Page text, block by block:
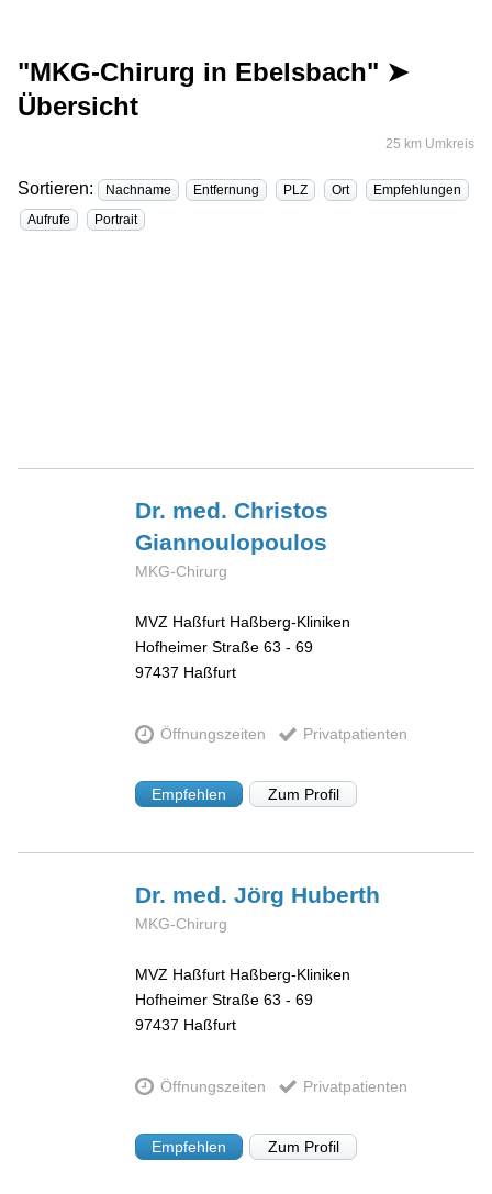
"MKG-Chirurg in Ebelsbach" ➤
Übersicht
25 km Umkreis
Sortieren: Nachname Entfernung PLZ Ort
Empfehlungen
Aufrufe
Portrait
Dr. med. Christos
Giannoulopoulos
MKG-Chirurg
MVZ Haßfurt Haßberg-Kliniken
Hofheimer Straße 63 - 69
97437 Haßfurt
Öffnungszeiten Privatpatienten
Empfehlen Zum Profil
Dr. med. Jörg Huberth
MKG-Chirurg
MVZ Haßfurt Haßberg-Kliniken
Hofheimer Straße 63 - 69
97437 Haßfurt
Öffnungszeiten Privatpatienten
Empfehlen Zum Profil